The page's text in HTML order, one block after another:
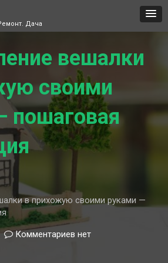
Дача
вешалки
своими
пошаговая
в прихожую своими руками —
Комментариев кнет